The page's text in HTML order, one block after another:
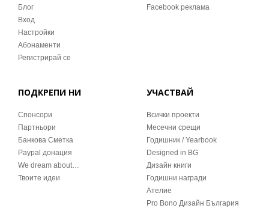
Блог
Вход
Настройки
Абонаменти
Регистрирай се
Facebook реклама
ПОДКРЕПИ НИ
Спонсори
Партньори
Банкова Сметка
Paypal донация
We dream about…
Твоите идеи
УЧАСТВАЙ
Всички проекти
Месечни срещи
Годишник / Yearbook
Designed in BG
Дизайн книги
Годишни награди
Ателие
Pro Bono Дизайн България